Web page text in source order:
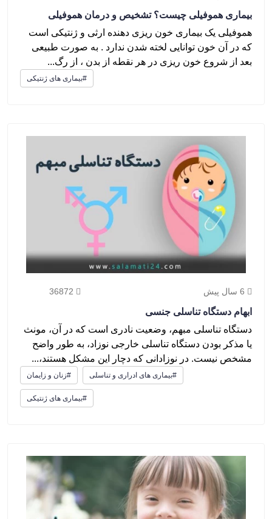
بیماری هموفیلی چیست؟ تشخیص و درمان هموفیلی
هموفیلی یک بیماری خون ریزی دهنده ارثی و ژنتیکی است
که در آن خون توانایی لخته شدن ندارد . به صورت طبیعی
بعد از شروع خون ریزی در هر نقطه از بدن ، از رگ...
#بیماری های ژنتیکی
6 سال پیش 36872
ابهام دستگاه تناسلی جنسی
دستگاه تناسلی مبهم، وضعیت نادری است که در آن، مونث
یا مذکر بودن دستگاه تناسلی خارجی نوزاد، به طور واضح
مشخص نیست. در نوزادانی که دچار این مشکل هستند،...
#زنان و زایمان #بیماری های ادراری و تناسلی
#بیماری های ژنتیکی